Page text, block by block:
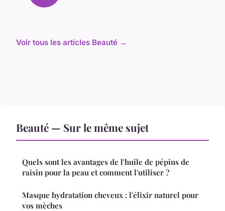
Voir tous les articles Beauté →
Beauté — Sur le même sujet
Quels sont les avantages de l'huile de pépins de
raisin pour la peau et comment l'utiliser ?
Masque hydratation cheveux : l'élixir naturel pour
vos mèches